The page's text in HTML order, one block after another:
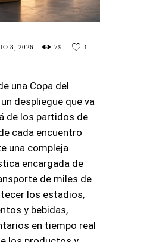
8, 2026 79
1
una Copa del
despliegue que va
de los partidos de
cada encuentro
una compleja
encargada de
de miles de
los estadios,
y bebidas,
en tiempo real